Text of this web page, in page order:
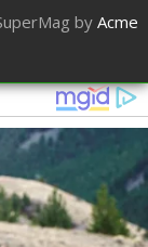
by Acme